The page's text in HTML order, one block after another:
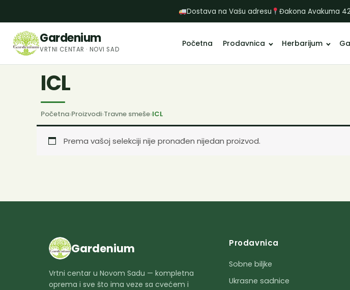
на
садржај
Dostava na Vašu adresu Đakona Avakuma
Gardenium
VRTNI CENTAR · NOVI SAD
Početna Prodavnica Herbarijum
ICL
Početna›Proizvodi›Travne smeše›ICL
Prema vašoj selekciji nije pronađen nijedan proizvod.
Gardenium
Vrtni centar u Novom Sadu — kompletna
oprema i sve što ima veze sa cvećem i
Prodavnica
Sobne biljke
Ukrasne sadnice